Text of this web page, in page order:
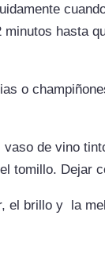
hasta
o
de vino
tomillo. Dejar
el brillo y la